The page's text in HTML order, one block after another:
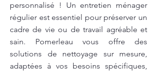
personnalisé ! Un entretien ménager
régulier est essentiel pour préserver un
cadre de vie ou de travail agréable et
sain. Pomerleau vous offre des
solutions de nettoyage sur mesure,
adaptées à vos besoins spécifiques,